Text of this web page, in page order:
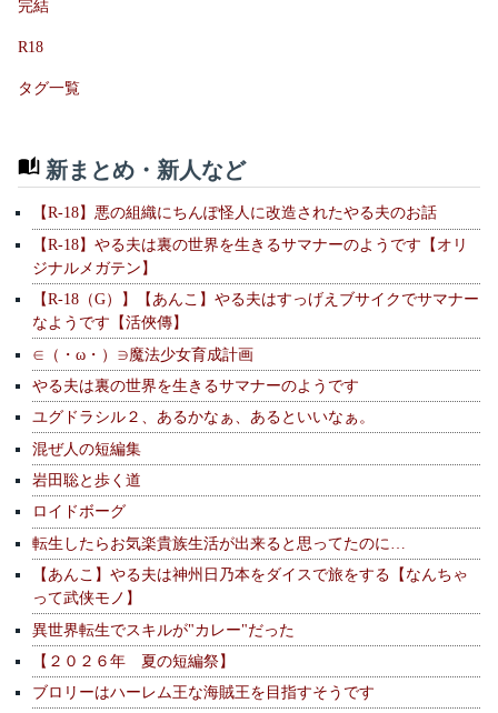
完結
R18
タグ一覧
新まとめ・新人など
【R-18】悪の組織にちんぽ怪人に改造されたやる夫のお話
【R-18】やる夫は裏の世界を生きるサマナーのようです【オリ
ジナルメガテン】
【R-18（G）】【あんこ】やる夫はすっげえブサイクでサマナー
なようです【活俠傳】
∈（・ω・）∋魔法少女育成計画
やる夫は裏の世界を生きるサマナーのようです
ユグドラシル２、あるかなぁ、あるといいなぁ。
混ぜ人の短編集
岩田聡と歩く道
ロイドボーグ
転生したらお気楽貴族生活が出来ると思ってたのに…
【あんこ】やる夫は神州日乃本をダイスで旅をする【なんちゃ
って武侠モノ】
異世界転生でスキルが"カレー"だった
【２０２６年 夏の短編祭】
ブロリーはハーレム王な海賊王を目指すそうです